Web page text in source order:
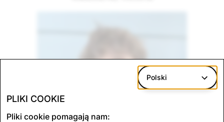
Polski
PLIKI COOKIE
Pliki cookie pomagają nam: